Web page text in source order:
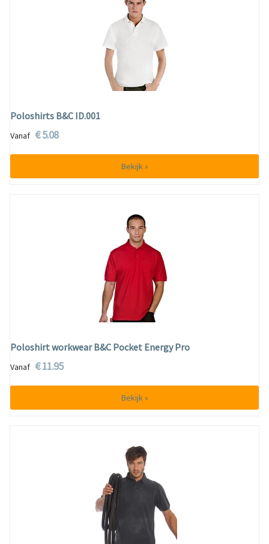
Poloshirts B&C ID.001
Vanaf € 5.08
Bekijk »
Poloshirt workwear B&C Pocket Energy Pro
Vanaf € 11.95
Bekijk »